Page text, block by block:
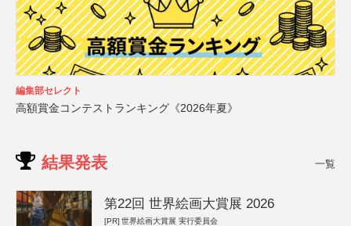
編集部セレクト
高額賞金コンテストランキング《2026年夏》
結果発表 一覧
第22回 世界絵画大賞展 2026
[PR] 世界絵画大賞展 実行委員会